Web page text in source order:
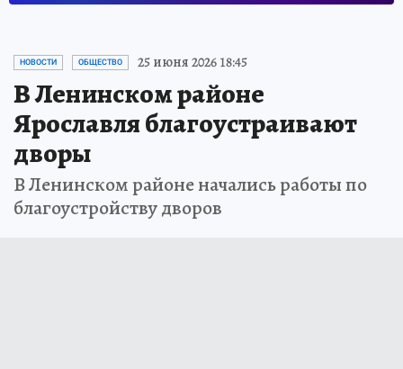
НОВОСТИ ОБЩЕСТВО 25 июня 2026 18:45
В Ленинском районе
Ярославля благоустраивают
дворы
В Ленинском районе начались работы по
благоустройству дворов